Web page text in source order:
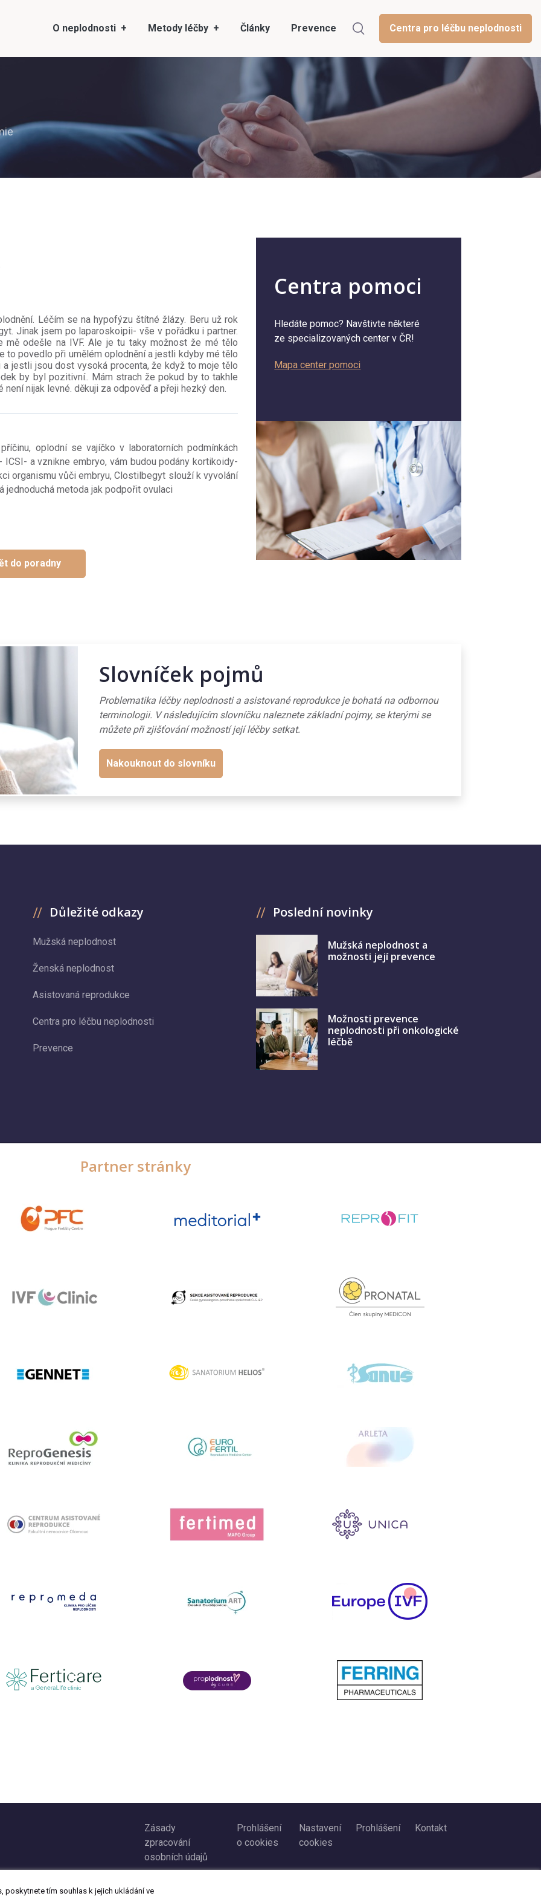
O neplodnosti Metody léčby Články Prevence Centra pro léčbu neplodnosti
Léčím se na hypofýzu štítné žlázy. Beru už rok
Jinak jsem po laparoskoipii- vše v pořádku i partner.
odešle na IVF. Ale je tu taky možnost že mé tělo
povedlo při umělém oplodnění a jestli kdyby mé tělo
jestli jsou dost vysoká procenta, že když to moje tělo
by byl pozitivní.. Mám strach že pokud by to takhle
nijak levné. děkuji za odpověď a přeji hezký den.
oplodní se vajíčko v laboratorních podmínkách
a vznikne embryo, vám budou podány kortikoidy-
organismu vůči embryu, Clostilbegyt slouží k vyvolání
jednoduchá metoda jak podpořit ovulaci
do poradny
Centra pomoci
Hledáte pomoc? Navštivte některé
ze specializovaných center v ČR!
Mapa center pomoci
Slovníček pojmů
Problematika léčby neplodnosti a asistované reprodukce je bohatá na odbornou
terminologii. V následujícím slovníčku naleznete základní pojmy, se kterými se
můžete při zjišťování možností její léčby setkat.
Nakouknout do slovníku
Důležité odkazy
Mužská neplodnost
Ženská neplodnost
Asistovaná reprodukce
Centra pro léčbu neplodnosti
Prevence
Poslední novinky
Mužská neplodnost a
možnosti její prevence
Možnosti prevence
neplodnosti při onkologické
léčbě
Partner stránky
Zásady
zpracování
osobních údajů
Prohlášení
o cookies
Nastavení
cookies
Prohlášení Kontakt
poskytnete tím souhlas k jejich ukládání ve